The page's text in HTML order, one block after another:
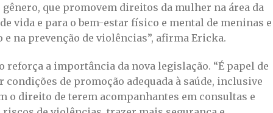
que promovem direitos da mulher na área da
vida e para o bem-estar físico e mental de meninas e
na prevenção de violências”, afirma Ericka.
reforça a importância da nova legislação. “É papel de
de promoção adequada à saúde, inclusive
o direito de terem acompanhantes em consultas e